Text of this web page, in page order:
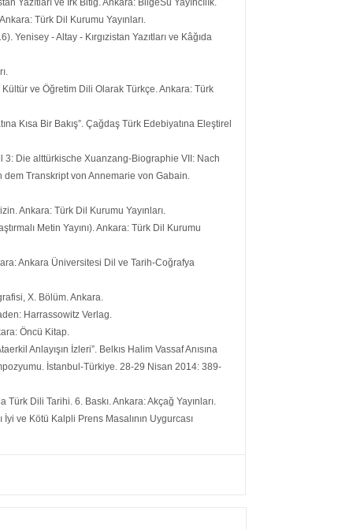
Yazıtları ve Irk Bitig. Ankara: BilgeSu Yayıncılık.
Türk Dil Kurumu Yayınları.
Yenisey - Altay - Kırgızistan Yazıtları ve Kâğıda
ve Öğretim Dili Olarak Türkçe. Ankara: Türk
Kısa Bir Bakış”. Çağdaş Türk Edebiyatına Eleştirel
3: Die alttürkische Xuanzang-Biographie VII: Nach
Transkript von Annemarie von Gabain.
Ankara: Türk Dil Kurumu Yayınları.
Metin Yayını). Ankara: Türk Dil Kurumu
Ankara Üniversitesi Dil ve Tarih-Coğrafya
X. Bölüm. Ankara.
Harrassowitz Verlag.
Öncü Kitap.
Anlayışın İzleri”. Belkıs Halim Vassaf Anısına
İstanbul-Türkiye. 28-29 Nisan 2014: 389-
Dili Tarihi. 6. Baskı. Ankara: Akçağ Yayınları.
ve Kötü Kalpli Prens Masalının Uygurcası